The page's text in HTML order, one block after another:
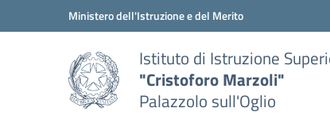
Vai ai contenuti
Vai al menu di navigazioneMinistero dell'Istruzione e del Merito
Istituto di Istruzione
"Cristoforo Marzoli"
Palazzolo sull'Oglio